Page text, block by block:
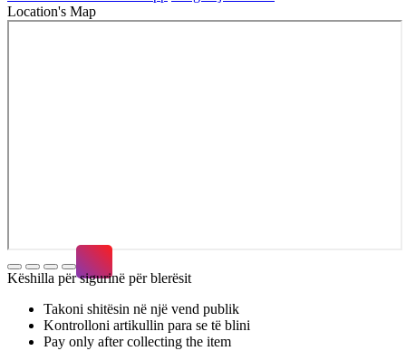
Location's Map
Këshilla për sigurinë për blerësit
Takoni shitësin në një vend publik
Kontrolloni artikullin para se të blini
Pay only after collecting the item